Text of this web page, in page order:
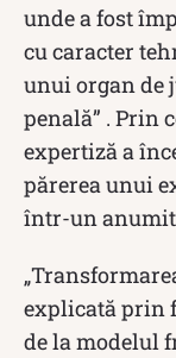
unde a fost
cu caracter
unui organ de
penală” . Prin
expertiză a
părerea unui
într-un anumit
explicată prin
de la modelul